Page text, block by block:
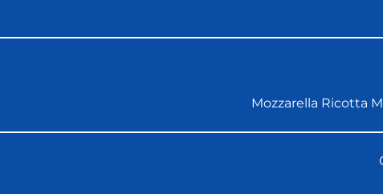
Mozzarella Ricotta